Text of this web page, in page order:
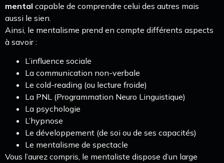
mental capable de comprendre celui des autres mais
aussi le sien.
Ainsi, le mentalisme prend en compte différents aspects
à savoir :
L’influence sociale
La communication non-verbale
Le cold-reading (ou lecture froide)
La PNL (Programmation Neuro Linguistique)
La psychologie
L’hypnose
Le développement (de soi ou de ses capacités)
Le mentalisme de spectacle
Vous l’aurez compris, le mentaliste dispose d’un large